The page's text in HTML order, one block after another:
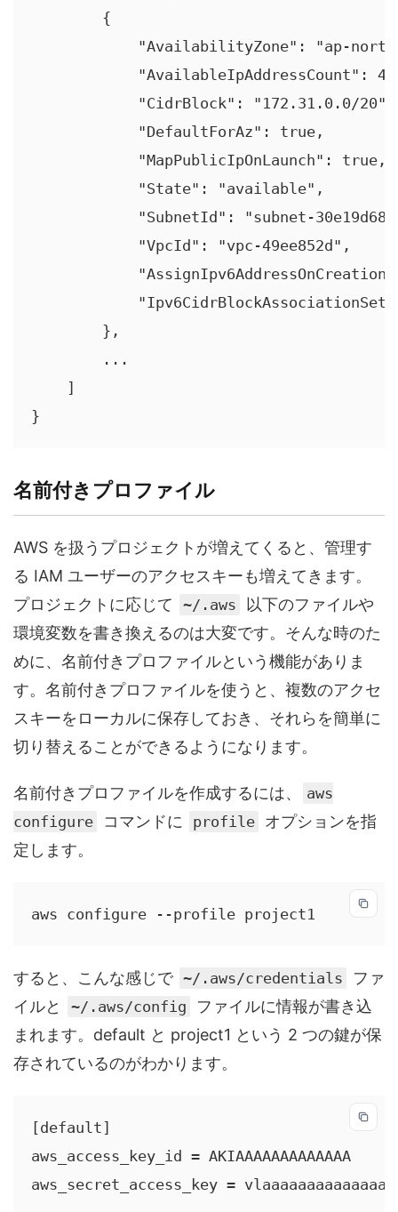
        {
"AvailabilityZone": "ap-
"AvailableIpAddressCount":
            "CidrBlock": "172.31.0.0/20",
            "DefaultForAz": true,
            "MapPublicIpOnLaunch": true,
            "State": "available",
"SubnetId": "subnet-
            "VpcId": "vpc-49ee852d",
        },
        ...
    ]
}
名前付きプロファイル
AWS を扱うプロジェクトが増えてくると、管理す
る IAM ユーザーのアクセスキーも増えてきます。
プロジェクトに応じて
~/.aws
以下のファイルや
環境変数を書き換えるのは大変です。そんな時のた
めに、名前付きプロファイルという機能がありま
す。名前付きプロファイルを使うと、複数のアクセ
スキーをローカルに保存しておき、それらを簡単に
切り替えることができるようになります。
名前付きプロファイルを作成するには、
aws
configure
コマンドに profile オプションを指
定します。
aws configure --profile project1
すると、こんな感じで ~/.aws/credentials
ファ
イルと
~/.aws/config
ファイルに情報が書き込
まれます。default と project1 という 2 つの鍵が保
存されているのがわかります。
[default]
aws_access_key_id = AKIAAAAAAAAAAAAA
aws_secret_access_key =